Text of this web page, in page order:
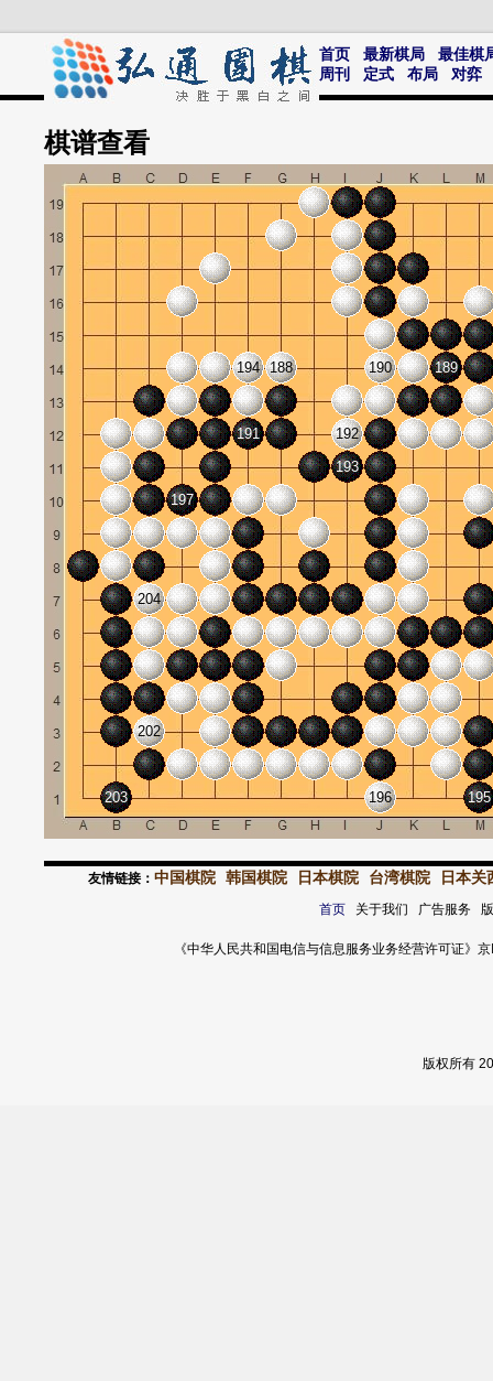
首页 最新棋局
最佳棋
周刊
定式 布局 对弈
棋谱查看
188 189
190
191
192
193
194
195
196
197
202
203
204
友情链接： 中国棋院 韩国棋院 日本棋院 台湾棋院 日本关
首页关于我们 广告服务
《中华人民共和国电信与信息服务业务经营许可证
版权所有